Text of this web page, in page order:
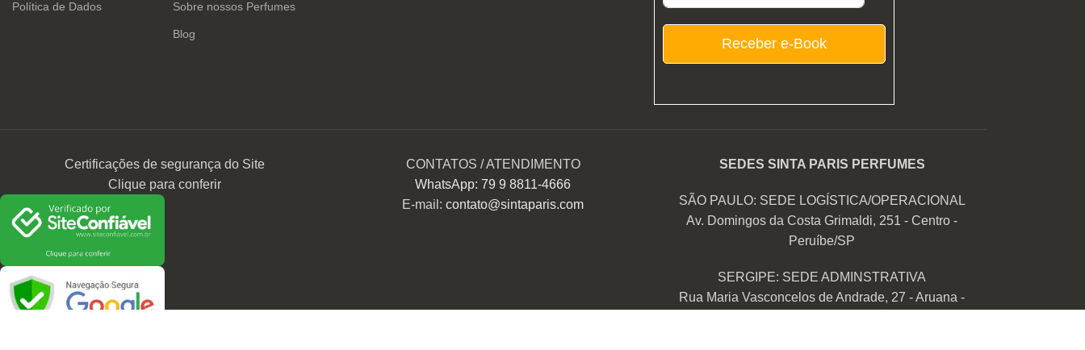
Política de Dados Sobre nossos Perfumes
Blog
Receber e-Book
Certificações de segurança do Site
Clique para conferir
CONTATOS / ATENDIMENTO
WhatsApp: 79 9 8811-4666
E-mail:contato@sintaparis.com
SEDES SINTA PARIS PERFUMES
SÃO PAULO: SEDE LOGÍSTICA/OPERACIONAL
Av. Domingos da Costa Grimaldi, 251 - Centro -
Peruíbe/SP
SERGIPE: SEDE ADMINSTRATIVA
Rua Maria Vasconcelos de Andrade, 27 - Aruana -